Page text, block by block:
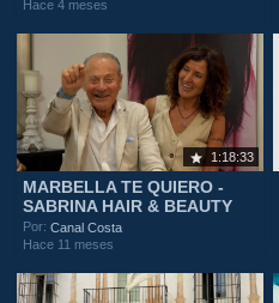
Hace 4 meses
1:18:33
MARBELLA TE QUIERO -
SABRINA HAIR & BEAUTY
Por:Canal Costa
Hace 11 meses